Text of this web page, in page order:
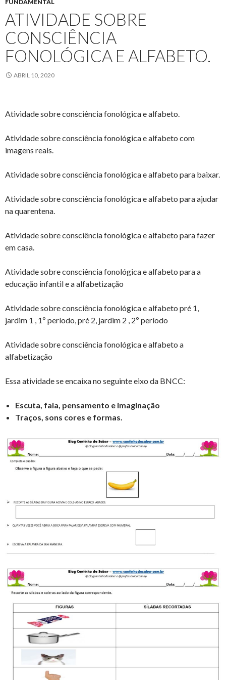
FUNDAMENTAL
ATIVIDADE SOBRE
CONSCIÊNCIA
FONOLÓGICA E ALFABETO.
ABRIL 10, 2020
Atividade sobre consciência fonológica e alfabeto.
Atividade sobre consciência fonológica e alfabeto com
imagens reais.
Atividade sobre consciência fonológica e alfabeto para baixar.
Atividade sobre consciência fonológica e alfabeto para ajudar
na quarentena.
Atividade sobre consciência fonológica e alfabeto para fazer
em casa.
Atividade sobre consciência fonológica e alfabeto para a
educação infantil e a alfabetização
Atividade sobre consciência fonológica e alfabeto pré 1,
jardim 1 , 1º período, pré 2, jardim 2 , 2º período
Atividade sobre consciência fonológica e alfabeto a
alfabetização
Essa atividade se encaixa no seguinte eixo da BNCC:
Escuta, fala, pensamento e imaginação
Traços, sons cores e formas.